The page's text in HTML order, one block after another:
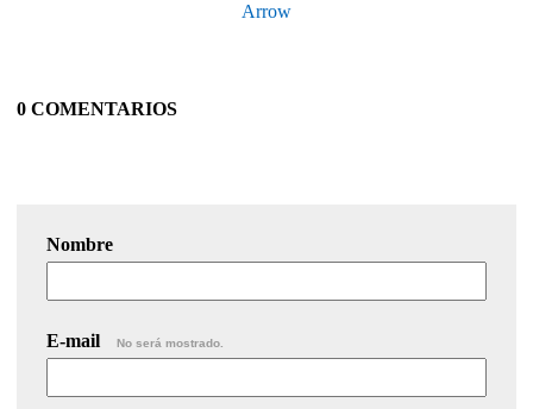
Arrow
0 COMENTARIOS
Nombre
E-mail No será mostrado.